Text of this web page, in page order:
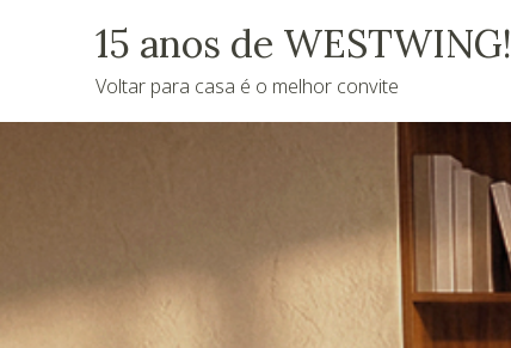
15 anos de WESTWING!
Voltar para casa é o melhor convite